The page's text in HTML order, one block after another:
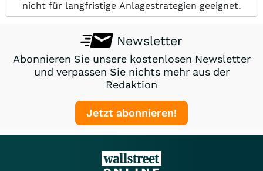
nicht für langfristige Anlagestrategien geeignet.
Newsletter
Abonnieren Sie unsere kostenlosen Newsletter
und verpassen Sie nichts mehr aus der
Redaktion
Jetzt abonnieren!